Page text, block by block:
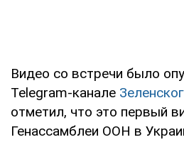
Видео со встречи было
Telegram-канале
отметил, что это первый
Генассамблеи ООН в